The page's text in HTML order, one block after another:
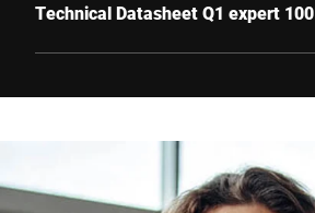
Technical Datasheet Q1 expert 100